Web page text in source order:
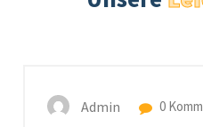
Admin 0